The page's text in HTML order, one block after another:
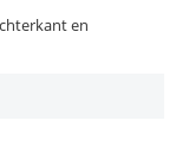
en